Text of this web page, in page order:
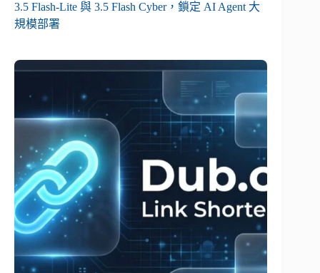
3.5 Flash-Lite 與 3.5 Flash Cyber，鎖定 AI Agent 大
規模部署